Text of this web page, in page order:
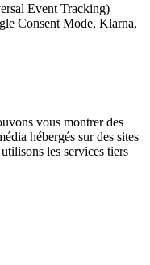
Event Tracking)
Consent Mode, Klarna,
vous montrer des
hébergés sur des sites
les services tiers